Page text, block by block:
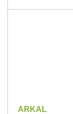
ARKAL